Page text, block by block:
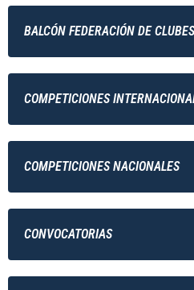
BALCÓN FEDERACIÓN DE CLUBES
COMPETICIONES
COMPETICIONES NACIONALES
CONVOCATORIAS